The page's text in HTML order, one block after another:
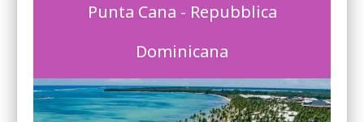
Punta Cana - Repubblica
Dominicana